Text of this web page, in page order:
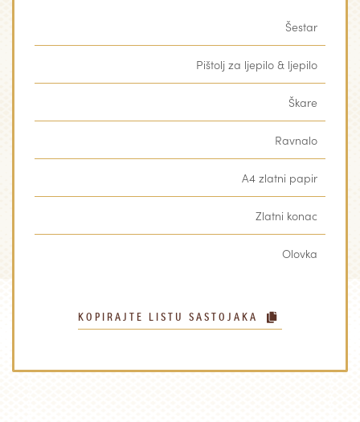
Šestar
Pištolj za ljepilo & ljepilo
Škare
Ravnalo
A4 zlatni papir
Zlatni konac
Olovka
KOPIRAJTE LISTU SASTOJAKA